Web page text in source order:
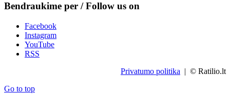
Bendraukime per / Follow us on
Facebook
Instagram
YouTube
RSS
Privatumo politika | © Ratilio.lt
Go to top